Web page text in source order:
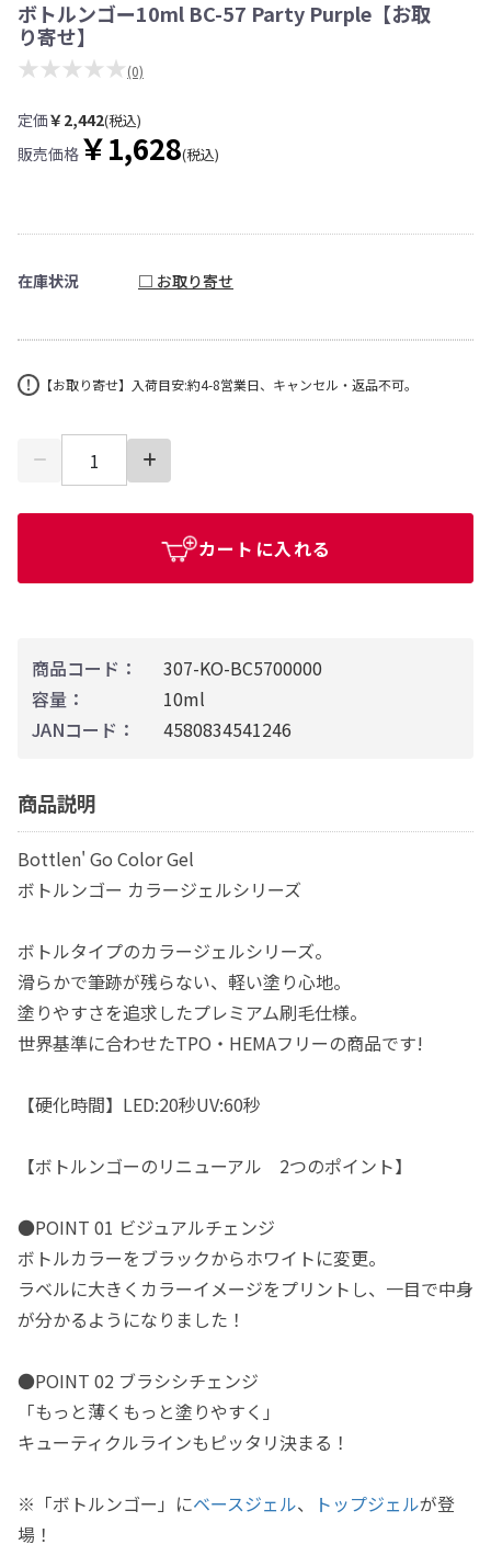
商品コード：
307-KO-BC5700000
容量：
10ml
JANコード：
4580834541246
商品説明
Bottlen' Go Color Gel
ボトルンゴー カラージェルシリーズ
ボトルタイプのカラージェルシリーズ。
滑らかで筆跡が残らない、軽い塗り心地。
塗りやすさを追求したプレミアム刷毛仕様。
世界基準に合わせたTPO・HEMAフリーの商品です!
【硬化時間】LED:20秒UV:60秒
【ボトルンゴーのリニューアル 2つのポイント】
●POINT 01 ビジュアルチェンジ
ボトルカラーをブラックからホワイトに変更。
ラベルに大きくカラーイメージをプリントし、一目で中身
が分かるようになりました！
●POINT 02 ブラシシチェンジ
「もっと薄くもっと塗りやすく」
キューティクルラインもピッタリ決まる！
※「ボトルンゴー」にベースジェル、 トップジェルが登
場！
ボトルンゴー10ml BC-57 Party Purple【お取
り寄せ】
★★★★★ (0)
定価￥2,442(税込)
販売価格 ￥1,628(税込)
在庫状況 □ お取り寄せ
【お取り寄せ】入荷目安:約4-8営業日、キャンセル・返品不可。
カートに入れる